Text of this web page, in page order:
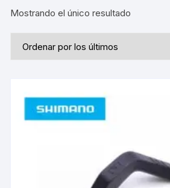
Mostrando el único resultado